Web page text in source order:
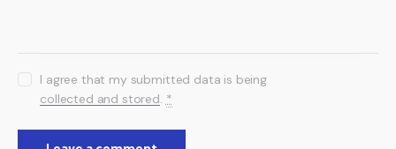
I agree that my submitted data is being
collected and stored. *